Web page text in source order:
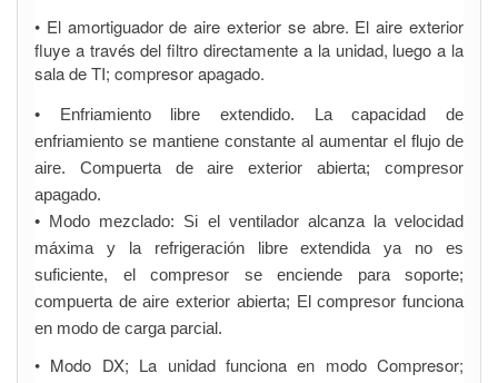
• El amortiguador de aire exterior se abre. El aire exterior
fluye a través del filtro directamente a la unidad, luego a la
sala de TI; compresor apagado.
• Enfriamiento libre extendido. La capacidad de
enfriamiento se mantiene constante al aumentar el flujo de
aire. Compuerta de aire exterior abierta; compresor
apagado.
• Modo mezclado: Si el ventilador alcanza la velocidad
máxima y la refrigeración libre extendida ya no es
suficiente, el compresor se enciende para soporte;
compuerta de aire exterior abierta; El compresor funciona
en modo de carga parcial.
• Modo DX; La unidad funciona en modo Compresor;